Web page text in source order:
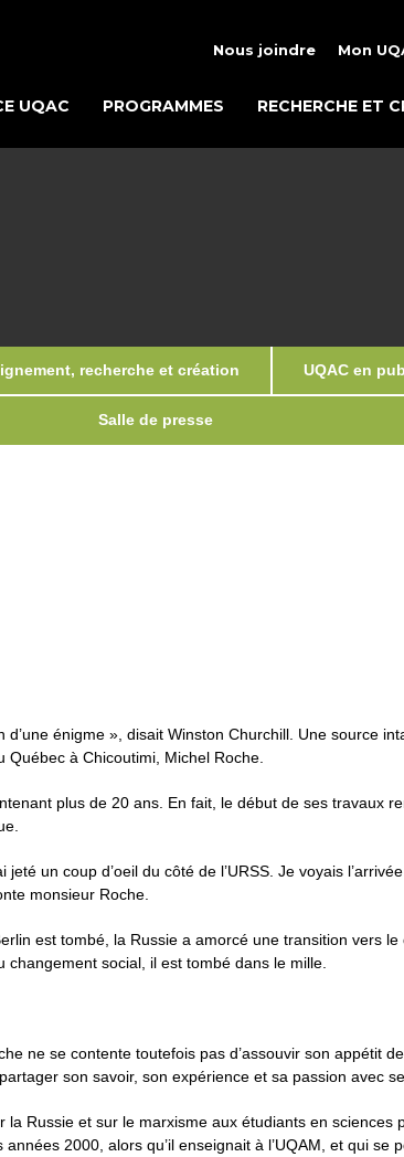
Nous joindre Mon
UQAC PROGRAMMES RECHERCHE ET
recherche et création UQAC en
Salle de presse
énigme », disait Winston Churchill. Une source
Québec à Chicoutimi, Michel Roche.
plus de 20 ans. En fait, le début de ses travaux
un coup d’oeil du côté de l’URSS. Je voyais
monsieur Roche.
est tombé, la Russie a amorcé une transition vers
changement social, il est tombé dans le mille.
ne se contente toutefois pas d’assouvir son appétit
son savoir, son expérience et sa passion avec
Russie et sur le marxisme aux étudiants en sciences
2000, alors qu’il enseignait à l’UQAM, et qui